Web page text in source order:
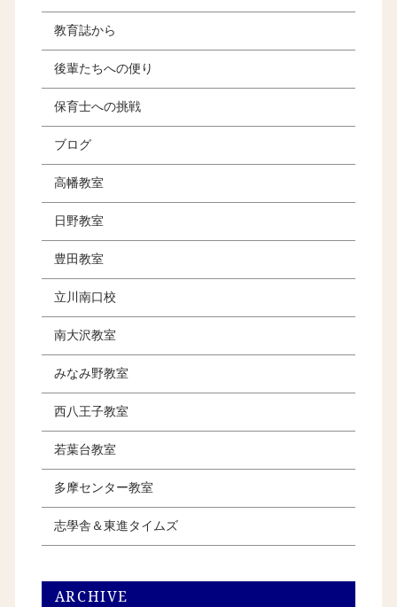
教育誌から
後輩たちへの便り
保育士への挑戦
ブログ
高幡教室
日野教室
豊田教室
立川南口校
南大沢教室
みなみ野教室
西八王子教室
若葉台教室
多摩センター教室
志學舎＆東進タイムズ
ARCHIVE